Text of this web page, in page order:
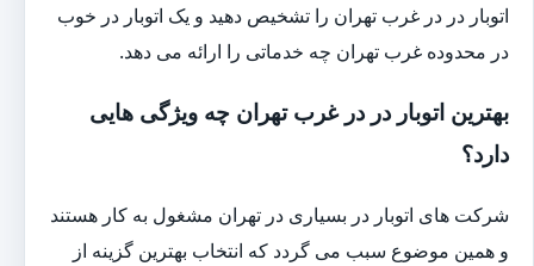
اتوبار در در غرب تهران را تشخیص دهید و یک اتوبار در خوب
در محدوده غرب تهران چه خدماتی را ارائه می دهد.
بهترین اتوبار در در غرب تهران چه ویژگی هایی
دارد؟
شرکت های اتوبار در بسیاری در تهران مشغول به کار هستند
و همین موضوع سبب می گردد که انتخاب بهترین گزینه از